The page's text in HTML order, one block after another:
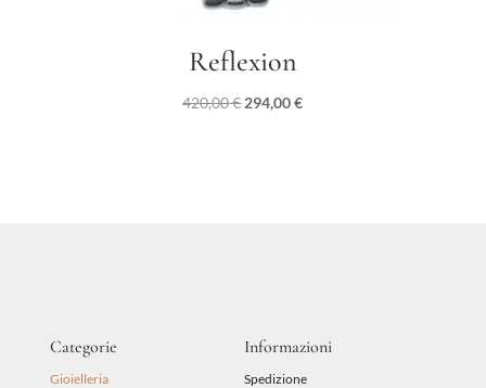
Reflexion
420,00€ Il
294,00€Il
Categorie
Gioielleria
Informazioni
Spedizione